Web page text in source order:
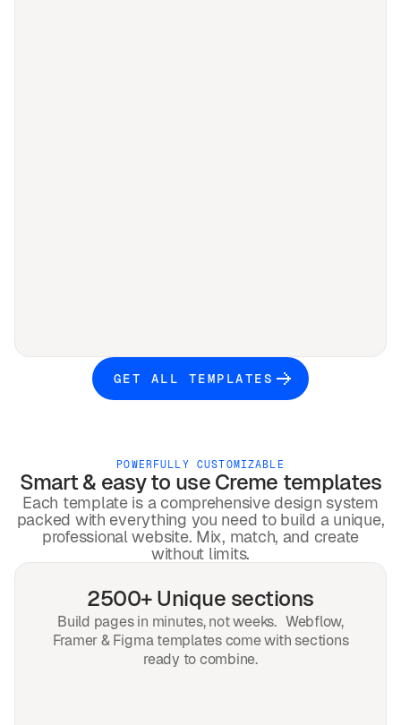
GET ALL TEMPLATES
POWERFULLY CUSTOMIZABLE
Smart & easy to useCreme templates
Each template is a comprehensive design system
packed with everything you need to build a unique,
professional website. Mix, match, and create
without limits.
2500+ Unique sections
Build pages in minutes, not weeks. Webflow,
Framer & Figma templates come with sections
ready to combine.